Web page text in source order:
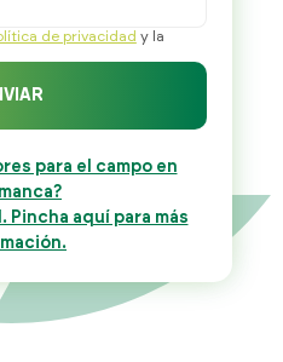
de privacidad y la
para el campo en
Pincha aquí para más